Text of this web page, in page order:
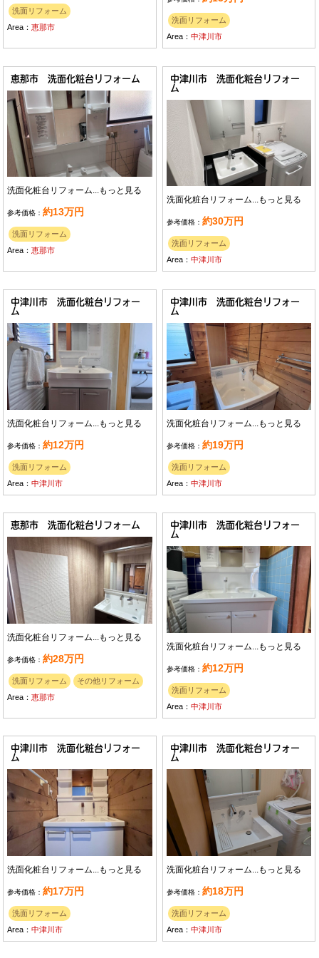
洗面リフォーム
Area：恵那市
洗面リフォーム
Area：中津川市
恵那市 洗面化粧台リフォーム
洗面化粧台リフォーム...もっと見る
参考価格：約13万円
洗面リフォーム
Area：恵那市
中津川市 洗面化粧台リフォー
ム
洗面化粧台リフォーム...もっと見る
参考価格：約30万円
洗面リフォーム
Area：中津川市
中津川市 洗面化粧台リフォー
ム
洗面化粧台リフォーム... もっと見る
参考価格：約12万円
洗面リフォーム
Area：中津川市
中津川市 洗面化粧台リフォー
ム
洗面化粧台リフォーム... もっと見る
参考価格：約19万円
洗面リフォーム
Area：中津川市
恵那市 洗面化粧台リフォーム
洗面化粧台リフォーム...もっと見る
参考価格：約28万円
洗面リフォーム
その他リフォーム
Area：恵那市
中津川市 洗面化粧台リフォー
ム
洗面化粧台リフォーム...もっと見る
参考価格：約12万円
洗面リフォーム
Area：中津川市
中津川市 洗面化粧台リフォー
ム
洗面化粧台リフォーム...もっと見る
参考価格：約17万円
洗面リフォーム
Area：中津川市
中津川市 洗面化粧台リフォー
ム
洗面化粧台リフォーム...もっと見る
参考価格：約18万円
洗面リフォーム
Area：中津川市